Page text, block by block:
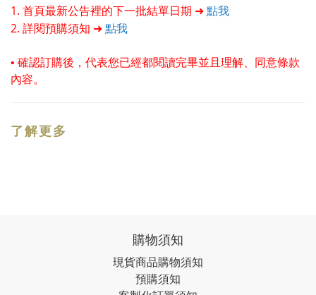
1. 首頁最新公告裡的下一批結單日期 ➜點我
2. 詳閱預購須知 ➜點我
• 確認訂購後，代表您已經都閱讀完畢並且理解、同意條款
內容。
了解更多
購物須知
現貨商品購物須知
預購須知